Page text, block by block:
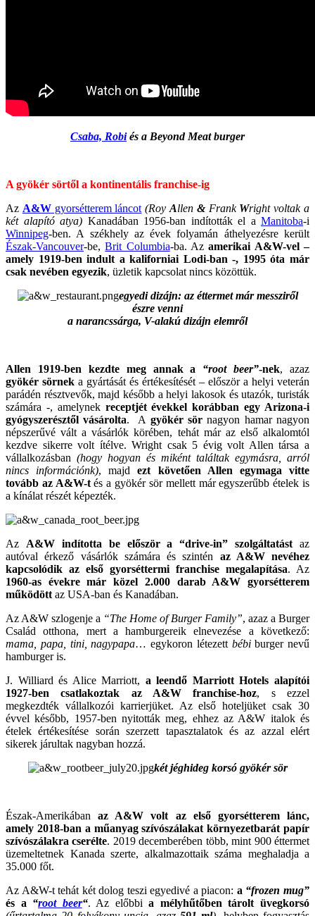
Csaba, Robiés a Beyond Meat burger
A gyökér sörtől a kontinentális franchise-ig
Az A&Wgyorsétterem láncot (RoyAllen &Frank Wright voltak a
két alapító atya) Kanadában 1956-ban indították el a Manitoba-i
Winnipeg-ben. A székhely az évek folyamán áthelyezésre került
Észak-Vancouver-be,Brit Columbia-ba. Azamerikai A&W-vel –
amely 1919-ben indult a kaliforniai Lodi-ban -, 1995 óta már
csak nevében egyezik, üzletik kapcsolat nincs közöttük.
egyedi dizájn: az éttermet már messziről
észre venni
a narancssárga, V-alakú dizájn elemről
Allen 1919-ben kezdte meg annak a “root beer”-nek, azaz
gyökér sörnek a gyártását és értékesítését – először a helyi veterán
parádén résztvevők, majd később a helyi lakosok és utazók, turisták
számára -, amelynek receptjét évekkel korábban egy Arizona-i
gyógyszerésztől vásárolta. A gyökér sörnagyon hamar nagyon
népszerűvé vált a vásárlók körében, tehát már az első alkalomtól
kezdve sikerre volt ítélve. Wright csak 5 évig volt Allen társa a
vállalkozásban (hogy hogyan és miként találtak egymásra, arról
nincs információnk), majdezt követően Allen egymaga vitte
tovább az A&W-tés a gyökér sör mellett már egyszerűbb ételek is
a kínálat részét képezték.
Az A&W indította be először a “drive-in” szolgáltatást az
autóval érkező vásárlók számára és szintén az A&W nevéhez
kapcsolódik az első gyorséttermi franchise megalapítása. Az
1960-as évekre már közel 2.000 darab A&W gyorsétterem
működött az USA-ban és Kanadában.
Az A&W szlogenje a “The Home of Burger Family”, azaz a Burger
Család otthona, mert a hamburgereik elnevezése a következő:
mama, papa, tini, nagypapa… egykoron létezett bébiburger nevű
hamburger is.
J. Williard és Alice Marriott, a leendő Marriott Hotels alapítói
1927-ben csatlakoztak az A&W franchise-hoz, s ezzel
megkezdték vállalkozói karrierjüket. Az első hoteljüket csak 30
évvel később, 1957-ben nyitották meg, ehhez az A&W italok és
ételek értékesítése során szerzett tapasztalatok és az azzal elért
sikerek járultak nagyban hozzá.
két jéghideg korsó gyökér sör
Észak-Amerikábanaz A&W volt az első gyorsétterem lánc,
amely 2018-ban a műanyag szívószálakat környezetbarát papír
szívószálakra cserélte. 2019 decemberében több, mint 900 éttermet
üzemeltetnek Kanada szerte, alkalmazottaik száma meghaladja a
35.000 főt.
Az A&W-t tehát két dolog teszi egyedivé a piacon: a “frozen mug”
és a “root beer“. Az előbbia mélyhűtőben tárolt üvegkorsó